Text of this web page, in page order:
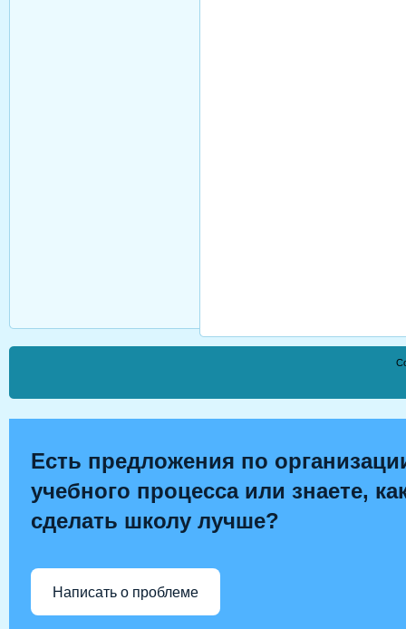
Есть предложения по
учебного процесса или знаете,
сделать школу лучше?
Написать о проблеме